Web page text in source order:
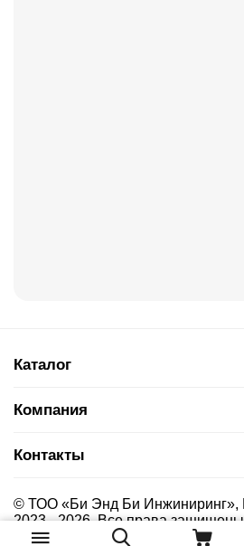
Каталог
Компания
Контакты
© ТОО «Би Энд Би Инжиниринг»,
2023 - 2026. Все права
материалов сайта без указания